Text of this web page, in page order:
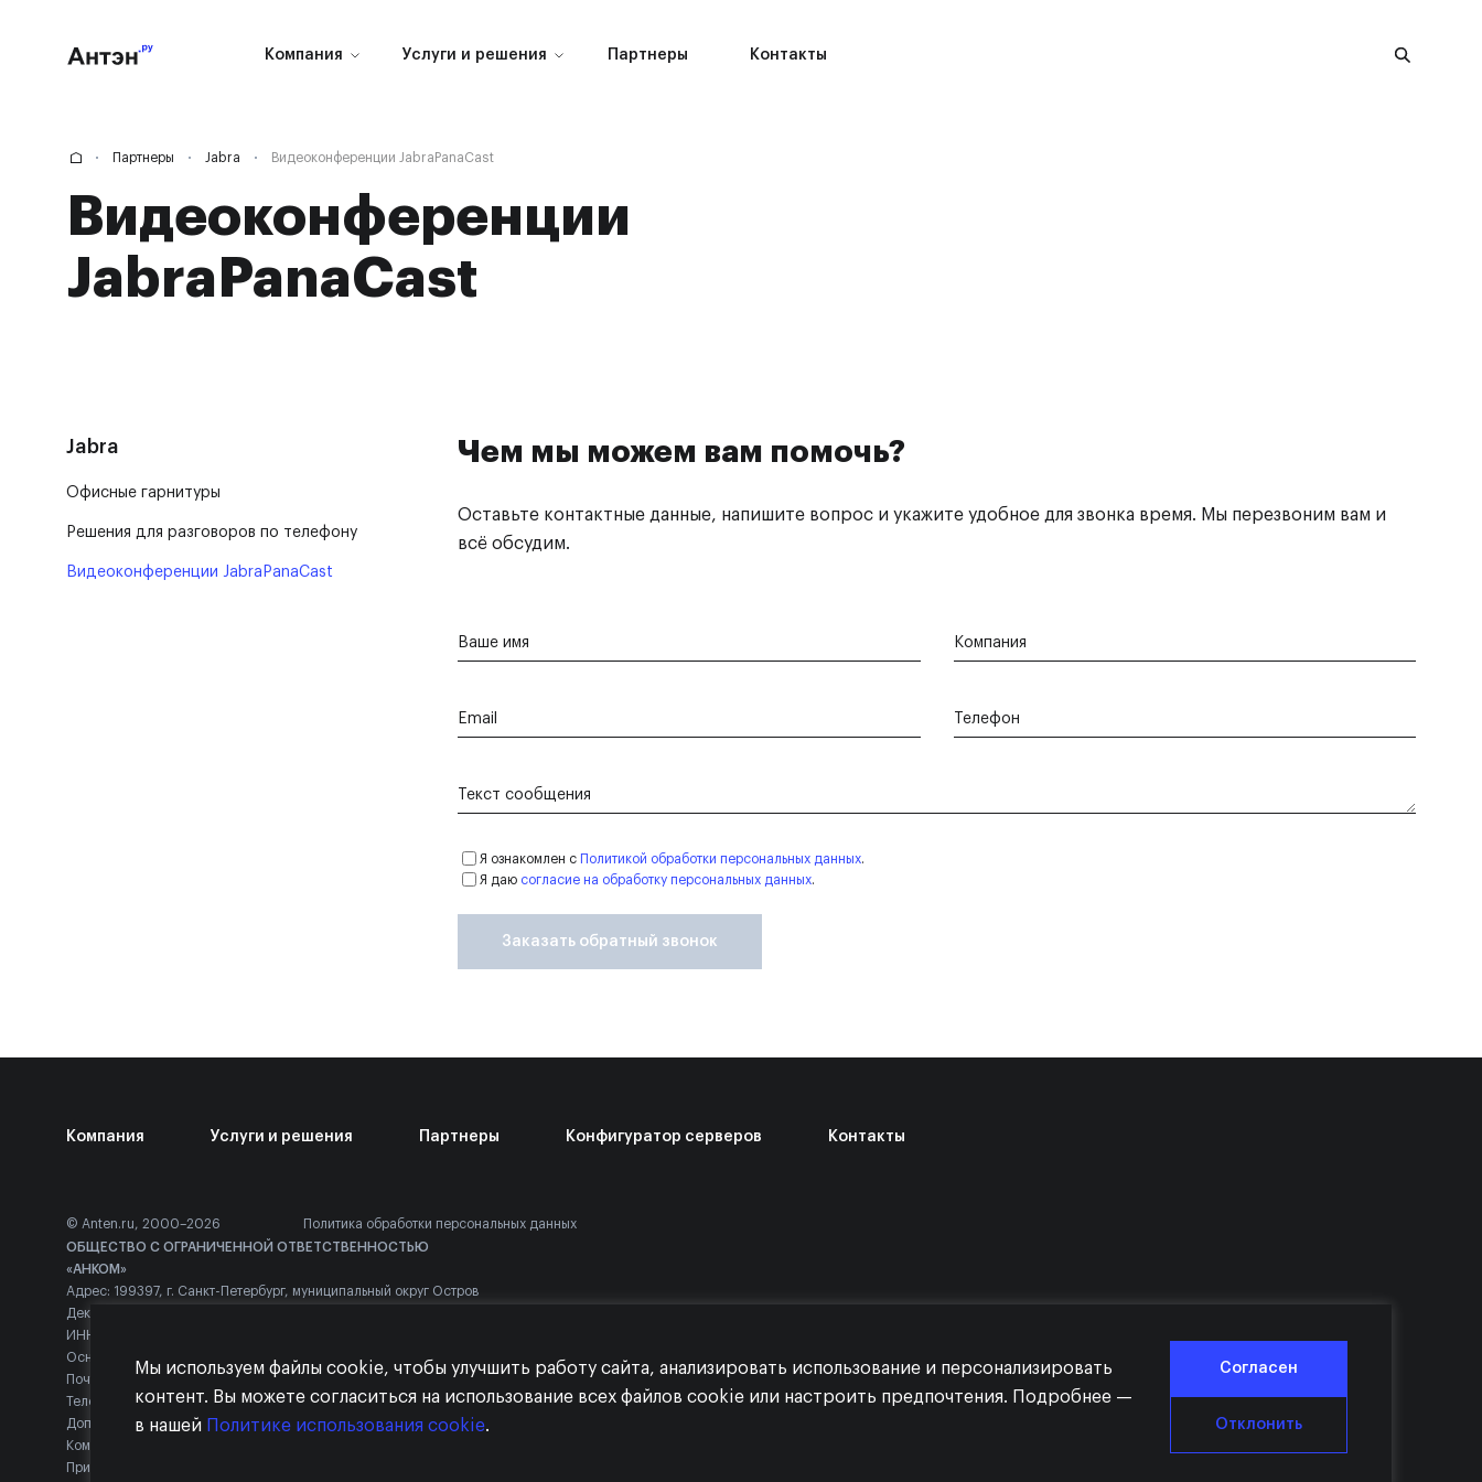
Компания Услуги и решения Партнеры Контакты
Партнеры Jabra Видеоконференции JabraPanaCast
Видеоконференции
JabraPanaCast
Jabra
Офисные гарнитуры
Решения для разговоров по телефону
Видеоконференции JabraPanaCast
Чем мы можем вам помочь?
Оставьте контактные данные, напишите вопрос и укажите удобное для звонка время. Мы перезвоним вам и
всё обсудим.
Ваше имя Компания
Email Телефон
Текст сообщения
Я ознакомлен с Политикой обработки персональных данных.
Я даю согласие на обработку персональных данных.
Заказать обратный звонок
Компания Услуги и решения Партнеры Конфигуратор серверов Контакты
© Anten.ru, 2000–2026
Политика обработки персональных данных
ОБЩЕСТВО С ОГРАНИЧЕННОЙ ОТВЕТСТВЕННОСТЬЮ
«АНКОМ»
Адрес: 199397, г. Санкт-Петербург, муниципальный округ Остров
Декабристов вн.тер.г., Наличная ул, д. 44, к. 1, стр. 1, помещ. 129Н
ИНН: 7813362433
Основной ОКВЭД: 46.51
Почта: mail@anten.ru
Телефон: +7 (812) 703-04-00
Доп. ОКВЭД: 46.51.2, 62.01, 62.02, 62.03
Компания осуществляет ИТ-деятельность в соответствии с
Приказом Минцифры России №499, включая Код 1.01
Мы используем файлы cookie, чтобы улучшить работу сайта, анализировать использование и персонализировать
контент. Вы можете согласиться на использование всех файлов cookie или настроить предпочтения. Подробнее —
в нашей Политике использования cookie.
Согласен
Отклонить